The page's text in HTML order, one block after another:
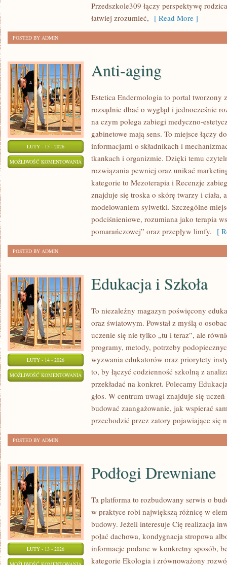
Przedszkole309 łączy perspektywę
łatwiej zrozumieć, [ Read More ]
POSTED BY ADMIN
LUTY - 15 - 2026
MOŻLIWOŚĆ KOMENTOWANIA ANTI-
AGING
Anti-aging
Estetica Endermologia to portal tworzony
rozsądnie dbać o wygląd i jednocześnie
na czym polega zabiegi medyczno-
gabinetowe mają sens. To miejsce łączy
informacjami o składnikach i
tkankach i organizmie. Dzięki temu
rozwiązania pewniej oraz unikać
kategorie to Mezoterapia i Recenzje
znajduje się troska o skórę twarzy i ciała,
modelowaniem sylwetki. Szczególne
podciśnieniowe, rozumiana jako terapia
pomarańczowej” oraz przepływ limfy. [
POSTED BY ADMIN
LUTY - 14 - 2026
MOŻLIWOŚĆ KOMENTOWANIA EDUKACJA
SZKOŁA
Edukacja i Szkoła
To niezależny magazyn poświęcony
oraz światowym. Powstał z myślą o
uczenie się nie tylko „tu i teraz”, ale
programy, metody, potrzeby
wyzwania edukatorów oraz priorytety
to, by łączyć codzienność szkolną z
przekładać na konkret. Polecamy
głos. W centrum uwagi znajduje się
budować zaangażowanie, jak wspierać
przechodzić przez zatory pojawiające się
POSTED BY ADMIN
LUTY - 13 - 2026
PODŁOGI
Podłogi Drewniane
Ta platforma to rozbudowany serwis o
w praktyce robi największą różnicę w
budowy. Jeżeli interesuje Cię realizacja
połać dachowa, kondygnacja stropowa
informacje podane w konkretny sposób,
kategorie Ekologia i zrównoważony